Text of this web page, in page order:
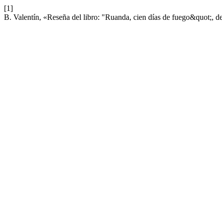
[1]
B. Valentín, «Reseña del libro: "Ruanda, cien días de fuego&quot;,